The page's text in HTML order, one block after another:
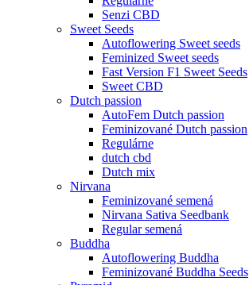
Senzi CBD
Sweet Seeds
Autoflowering Sweet seeds
Feminized Sweet seeds
Fast Version F1 Sweet Seeds
Sweet CBD
Dutch passion
AutoFem Dutch passion
Feminizované Dutch passion
Regulárne
dutch cbd
Dutch mix
Nirvana
Feminizované semená
Nirvana Sativa Seedbank
Regular semená
Buddha
Autoflowering Buddha
Feminizované Buddha Seeds